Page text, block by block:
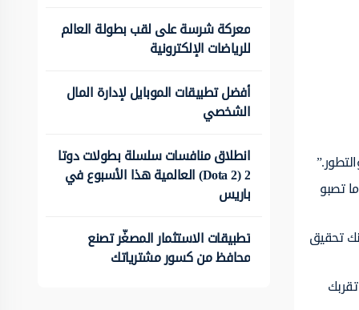
تصبو
تحقيق
معركة شرسة على لقب بطولة العالم
للرياضات الإلكترونية
أفضل تطبيقات الموبايل لإدارة المال
الشخصي
انطلاق منافسات سلسلة بطولات دوتا
2 (Dota 2) العالمية هذا الأسبوع في
باريس
تطبيقات الاستثمار المصغّر تصنع
محافظ من كسور مشترياتك